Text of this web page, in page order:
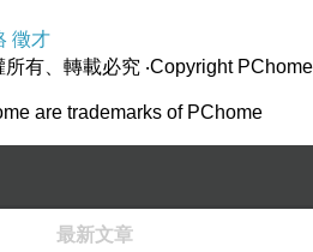
徵才
所有、轉載必究 ‧Copyright PChome
are trademarks of PChome
最新文章